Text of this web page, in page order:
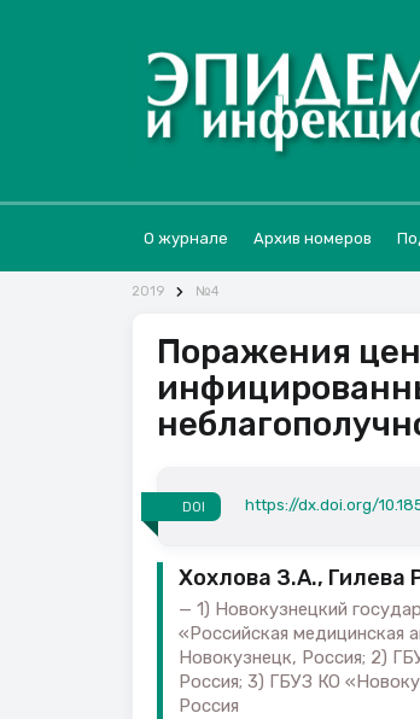
О журнале Архив номеров
2019 №4
Поражения
DOI https://dx.doi.org/
Хохлова З.А., Гилева
1) Новокузнецкий
«Российская медицинская
Новокузнецк, Россия; 2)
Россия; 3) ГБУЗ КО
Россия